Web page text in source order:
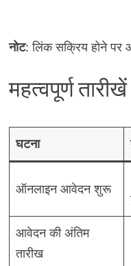
नोट: लिंक सक्रिय होने पर
महत्वपूर्ण तारीखें
घटना
ऑनलाइन आवेदन शुरू
आवेदन की अंतिम
तारीख